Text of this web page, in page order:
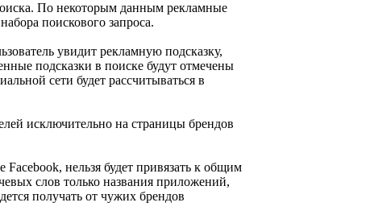
По некоторым данным рекламные
поискового запроса.
увидит рекламную подсказку,
подсказки в поиске будут отмечены
сети будет рассчитываться в
исключительно на страницы брендов
нельзя будет привязать к общим
слов только названия приложений,
получать от чужих брендов